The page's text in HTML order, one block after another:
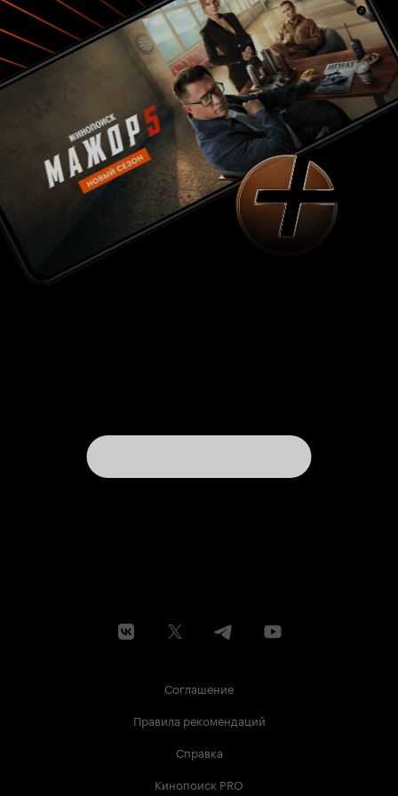
который поможет скоротать время и
повеселиться. Кино не скучное и смешное – а
это уже многое значит. Вообще, Тарсем,
конечно, молодец, что подошёл к сказкам, и
пусть от жанра особо далеко не отходит. Ему
ведь определённо пойдет поставить, скажем,
ещё одну “Алису в Стране Чудес” и пусть с
талантом Бартона и его размахом, без моря
изумительных спецэффектов, но зато с
Шляпником и Мартовским Зайцев в цилиндре –
персонажей, словно сделанный для Тарсема
Сингха, и именно в такой истории такого
режиссёра будет столь уместная фраза
Чеширского Кота “Все мы здесь не в своем уме
и не удалась в зависимости от частных
ожиданий каждого зрителя. Готовые увидеть
цирк в театре и театр на арене цирка,
подведёт и подарит эпичное фентези-полотно,
коим кажется по изумительным трейлерам.
“Белоснежка: Месть гномов” же – просто
Соглашение
Правила рекомендаций
Справка
Кинопоиск PRO